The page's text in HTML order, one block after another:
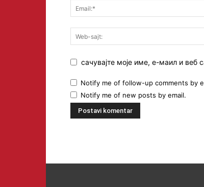
сачувајте моје име, е-маил и веб
Notify me of follow-up comments by
Notify me of new posts by email.